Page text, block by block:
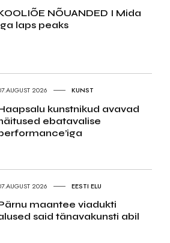
NÕUANDED I Mida
laps peaks
2026 KUNST
kunstnikud avavad
ebatavalise
2026 EESTI ELU
maantee viadukti
said tänavakunsti abil